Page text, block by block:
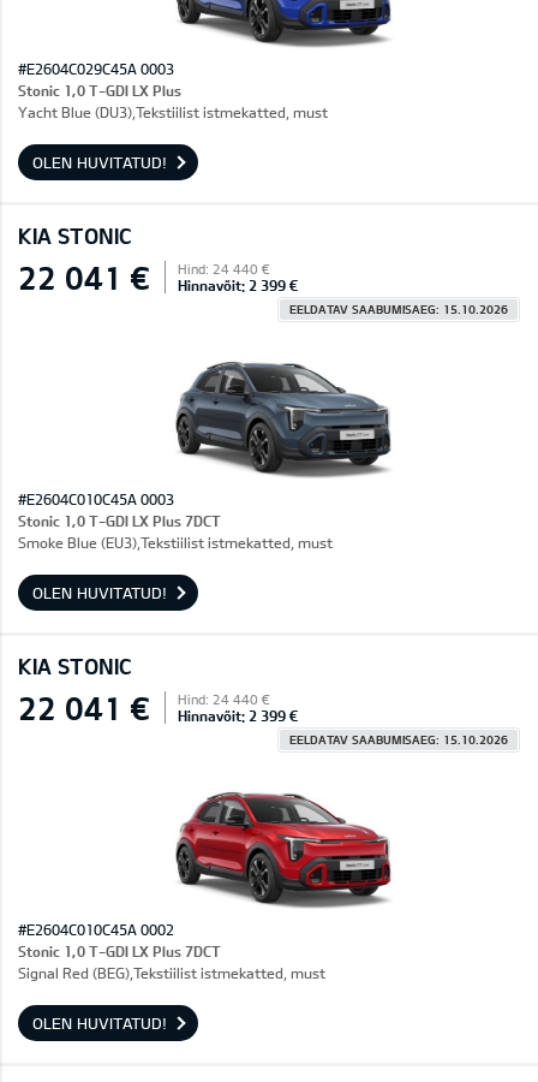
#E2604C029C45A 0003
Stonic 1,0 T-GDI LX Plus
Yacht Blue (DU3),Tekstiilist istmekatted, must
OLEN HUVITATUD!
KIA STONIC
22 041 € Hind: 24 440 €
Hinnavõit: 2 399 €
EELDATAV SAABUMISAEG: 15.10.2026
#E2604C010C45A 0003
Stonic 1,0 T-GDI LX Plus 7DCT
Smoke Blue (EU3),Tekstiilist istmekatted, must
OLEN HUVITATUD!
KIA STONIC
22 041 € Hind: 24 440 €
Hinnavõit: 2 399 €
EELDATAV SAABUMISAEG: 15.10.2026
#E2604C010C45A 0002
Stonic 1,0 T-GDI LX Plus 7DCT
Signal Red (BEG),Tekstiilist istmekatted, must
OLEN HUVITATUD!